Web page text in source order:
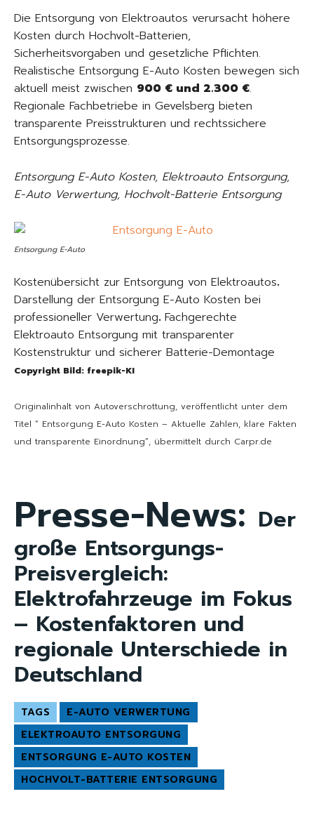
Die Entsorgung von Elektroautos verursacht höhere
Kosten durch Hochvolt-Batterien,
Sicherheitsvorgaben und gesetzliche Pflichten.
Realistische Entsorgung E-Auto Kosten bewegen sich
aktuell meist zwischen 900 € und 2.300 €.
Regionale Fachbetriebe in Gevelsberg bieten
transparente Preisstrukturen und rechtssichere
Entsorgungsprozesse.
Entsorgung E-Auto Kosten, Elektroauto Entsorgung,
E-Auto Verwertung, Hochvolt-Batterie Entsorgung
Entsorgung E-Auto
Kostenübersicht zur Entsorgung von Elektroautos.
Darstellung der Entsorgung E-Auto Kosten bei
professioneller Verwertung. Fachgerechte
Elektroauto Entsorgung mit transparenter
Kostenstruktur und sicherer Batterie-Demontage
Copyright Bild: freepik-KI
Originalinhalt von Autoverschrottung, veröffentlicht unter dem
Titel “ Entsorgung E-Auto Kosten – Aktuelle Zahlen, klare Fakten
und transparente Einordnung“, übermittelt durch Carpr.de
Presse-News: Der
große Entsorgungs-
Preisvergleich:
Elektrofahrzeuge im Fokus
– Kostenfaktoren und
regionale Unterschiede in
Deutschland
TAGS
E-AUTO VERWERTUNG
ELEKTROAUTO ENTSORGUNG
ENTSORGUNG E-AUTO KOSTEN
HOCHVOLT-BATTERIE ENTSORGUNG